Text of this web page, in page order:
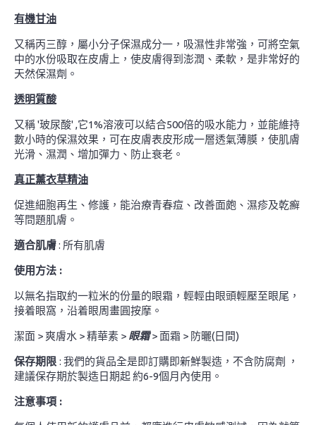
有機甘油
又稱丙三醇，屬小分子保濕成分一，吸濕性非常強，可將空氣
中的水份吸取在皮膚上，使皮膚得到澎潤、柔軟，是非常好的
天然保濕劑。
透明質酸
又稱 '玻尿酸' ,它1%溶液可以結合500倍的吸水能力，並能維持
數小時的保濕效果，可在皮膚表皮形成一層透氣薄膜，使肌膚
光滑、濕潤、增加彈力、防止衰老。
真正薰衣草精油
促進細胞再生、修護，能治療青春痘、改善面皰、濕疹及乾癬
等問題肌膚。
適合肌膚: 所有肌膚
使用方法 :
以無名指取約一粒米的份量的眼霜，輕輕由眼頭輕壓至眼尾，
接着眼窩，沿着眼周畫圓按摩。
潔面 > 爽膚水 > 精華素 > 眼霜> 面霜 > 防曬(日間)
保存期限 : 我們的貨品全是即訂購即新鮮製造，不含防腐劑 ，
建議保存期於製造日期起 約6-9個月內使用。
注意事項 :